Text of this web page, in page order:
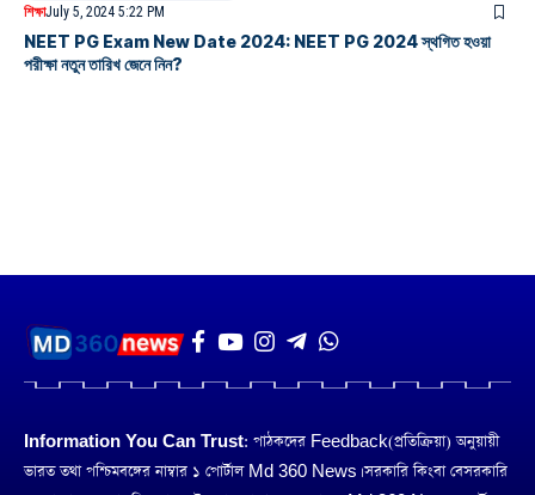
শিক্ষাJuly 5, 2024 5:22 PM
NEET PG Exam New Date 2024: NEET PG 2024 স্থগিত হওয়া
পরীক্ষা নতুন তারিখ জেনে নিন?
Information You Can Trust: পাঠকদের Feedback(প্রতিক্রিয়া) অনুয়ায়ী
ভারত তথা পশ্চিমবঙ্গের নাম্বার ১ পোর্টাল Md 360 News। সরকারি কিংবা বেসরকারি